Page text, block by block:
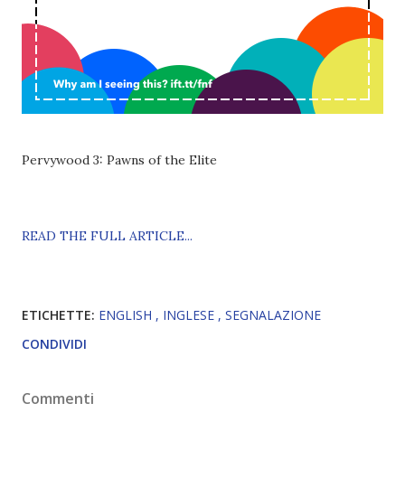
Pervywood 3: Pawns of the Elite
READ THE FULL ARTICLE...
ETICHETTE: ENGLISH INGLESE
SEGNALAZIONE
CONDIVIDI
Commenti